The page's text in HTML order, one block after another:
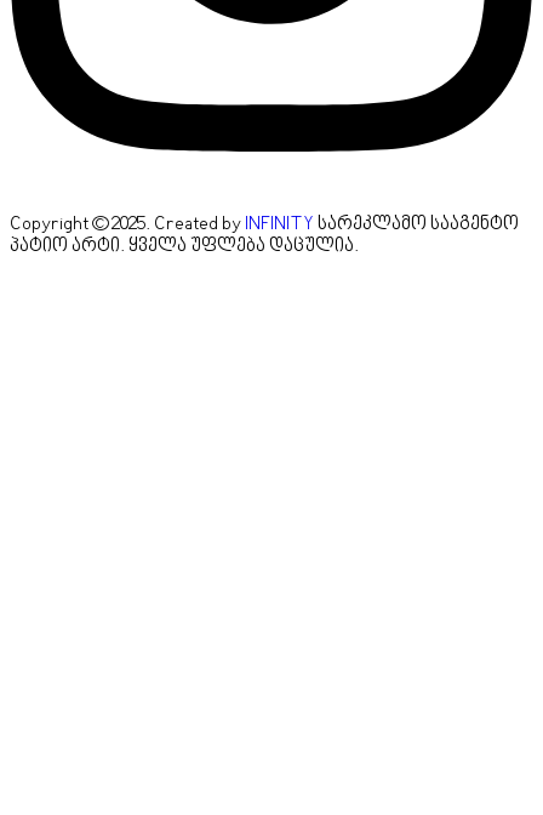
Copyright © 2025. Created by INFINITY სარეკლამო სააგენტო
პატიო არტი. ყველა უფლება დაცულია.